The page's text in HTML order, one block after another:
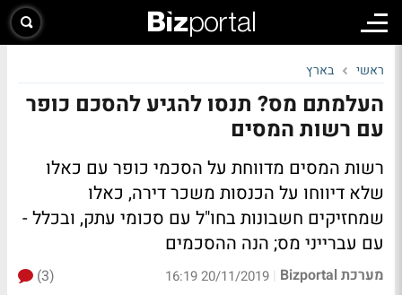
ראשי בארץ
העלמתם מס? תנסו להגיע להסכם כופר
עם רשות המסים
רשות המסים מדווחת על הסכמי כופר עם כאלו
שלא דיווחו על הכנסות משכר דירה, כאלו
שמחזיקים חשבונות בחו"ל עם סכומי עתק, ובכלל -
עם עברייני מס; הנה ההסכמים
מערכת Bizportal |
20/11/2019 16:19
(3)